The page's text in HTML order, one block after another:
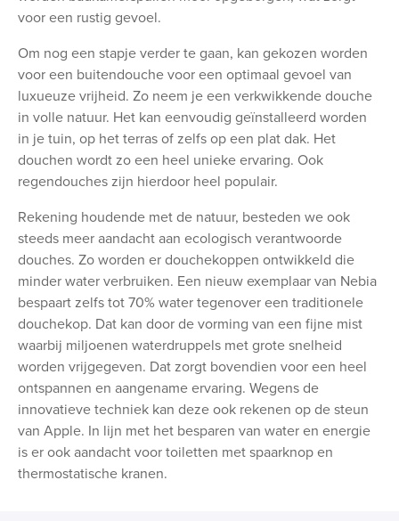
voor een rustig gevoel.
Om nog een stapje verder te gaan, kan gekozen worden
voor een buitendouche voor een optimaal gevoel van
luxueuze vrijheid. Zo neem je een verkwikkende douche
in volle natuur. Het kan eenvoudig geïnstalleerd worden
in je tuin, op het terras of zelfs op een plat dak. Het
douchen wordt zo een heel unieke ervaring. Ook
regendouches zijn hierdoor heel populair.
Rekening houdende met de natuur, besteden we ook
steeds meer aandacht aan ecologisch verantwoorde
douches. Zo worden er douchekoppen ontwikkeld die
minder water verbruiken. Een nieuw exemplaar van Nebia
bespaart zelfs tot 70% water tegenover een traditionele
douchekop. Dat kan door de vorming van een fijne mist
waarbij miljoenen waterdruppels met grote snelheid
worden vrijgegeven. Dat zorgt bovendien voor een heel
ontspannen en aangename ervaring. Wegens de
innovatieve techniek kan deze ook rekenen op de steun
van Apple. In lijn met het besparen van water en energie
is er ook aandacht voor toiletten met spaarknop en
thermostatische kranen.